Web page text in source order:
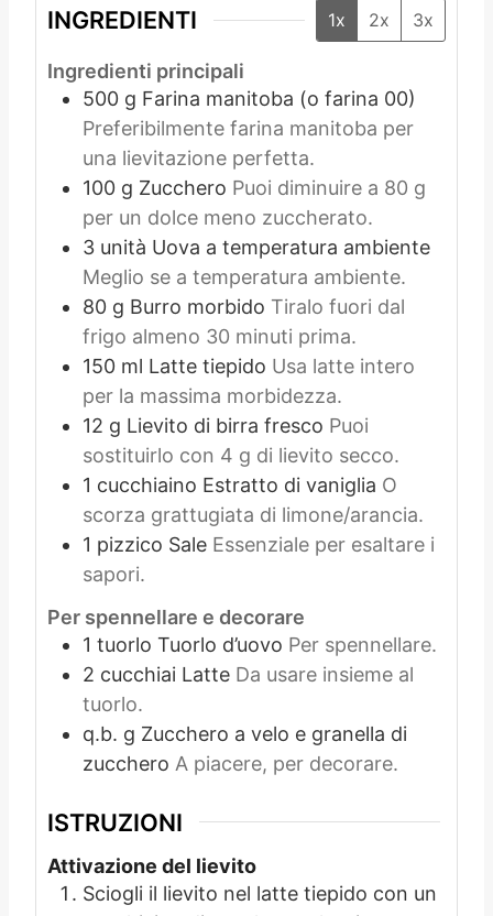
INGREDIENTI 1x 2x 3x
Ingredienti principali
500 g Farina manitoba (o farina 00)
Preferibilmente farina manitoba per
una lievitazione perfetta.
100 g Zucchero Puoi diminuire a 80 g
per un dolce meno zuccherato.
3 unità Uova a temperatura ambiente
Meglio se a temperatura ambiente.
80 g Burro morbido Tiralo fuori dal
frigo almeno 30 minuti prima.
150 ml Latte tiepido Usa latte intero
per la massima morbidezza.
12 g Lievito di birra fresco Puoi
sostituirlo con 4 g di lievito secco.
1 cucchiaino Estratto di vaniglia O
scorza grattugiata di limone/arancia.
1 pizzico Sale Essenziale per esaltare i
sapori.
Per spennellare e decorare
1 tuorlo Tuorlo d’uovo Per spennellare.
2 cucchiai Latte Da usare insieme al
tuorlo.
q.b. g Zucchero a velo e granella di
zucchero A piacere, per decorare.
ISTRUZIONI
Attivazione del lievito
Sciogli il lievito nel latte tiepido con un